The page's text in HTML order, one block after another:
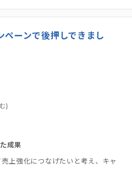
ペーンで後押しできまし
)
成果
上強化につなげたいと考え、キャ